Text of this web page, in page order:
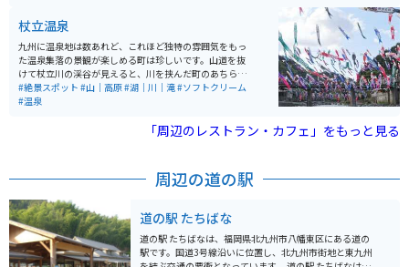
杖立温泉
九州に温泉地は数あれど、これほど独特の雰囲気をもっ
た温泉集落の景観が楽しめる町は珍しいです。山道を抜
けて杖立川の渓谷が見えると、川を挟んだ町のあちらこ
ちらからのぼり立つ湯けむり。美しい川のせせらぎが旅
情をかきたてます。はるか昔から泉質の良さが評判とな
の奥座敷」として歓楽街としての賑わいを見せていまし
#絶景スポット #山｜高原#湖｜川｜滝#ソフトクリーム
#温泉
「周辺のレストラン・カフェ」をもっと見る
周辺の道の駅
道の駅 たちばな
道の駅 たちばなは、福岡県北九州市八幡東区にある道の
駅です。国道3号線沿いに位置し、北九州市街地と東九州